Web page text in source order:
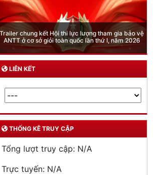
Phòng Quản lý xuất nhập cảnh: Hướng dẫn những
quy định mới trong lĩnh vực xuất cảnh, nhập cảnh
của công dân việt nam từ ngày 01/7/2026
LIÊN KẾT
THỐNG KÊ TRUY CẬP
Tổng lượt truy cập: N/A
Trực tuyến: N/A